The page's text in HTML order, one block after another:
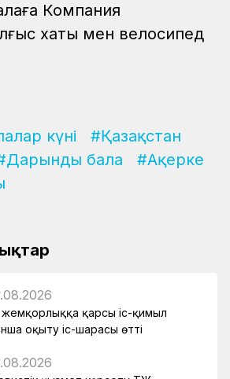
Компания
хаты мен велосипед
күні
#Қазақстан
бала
#Ақерке
қарсы іс-қимыл
оқыту іс-шарасы өтті